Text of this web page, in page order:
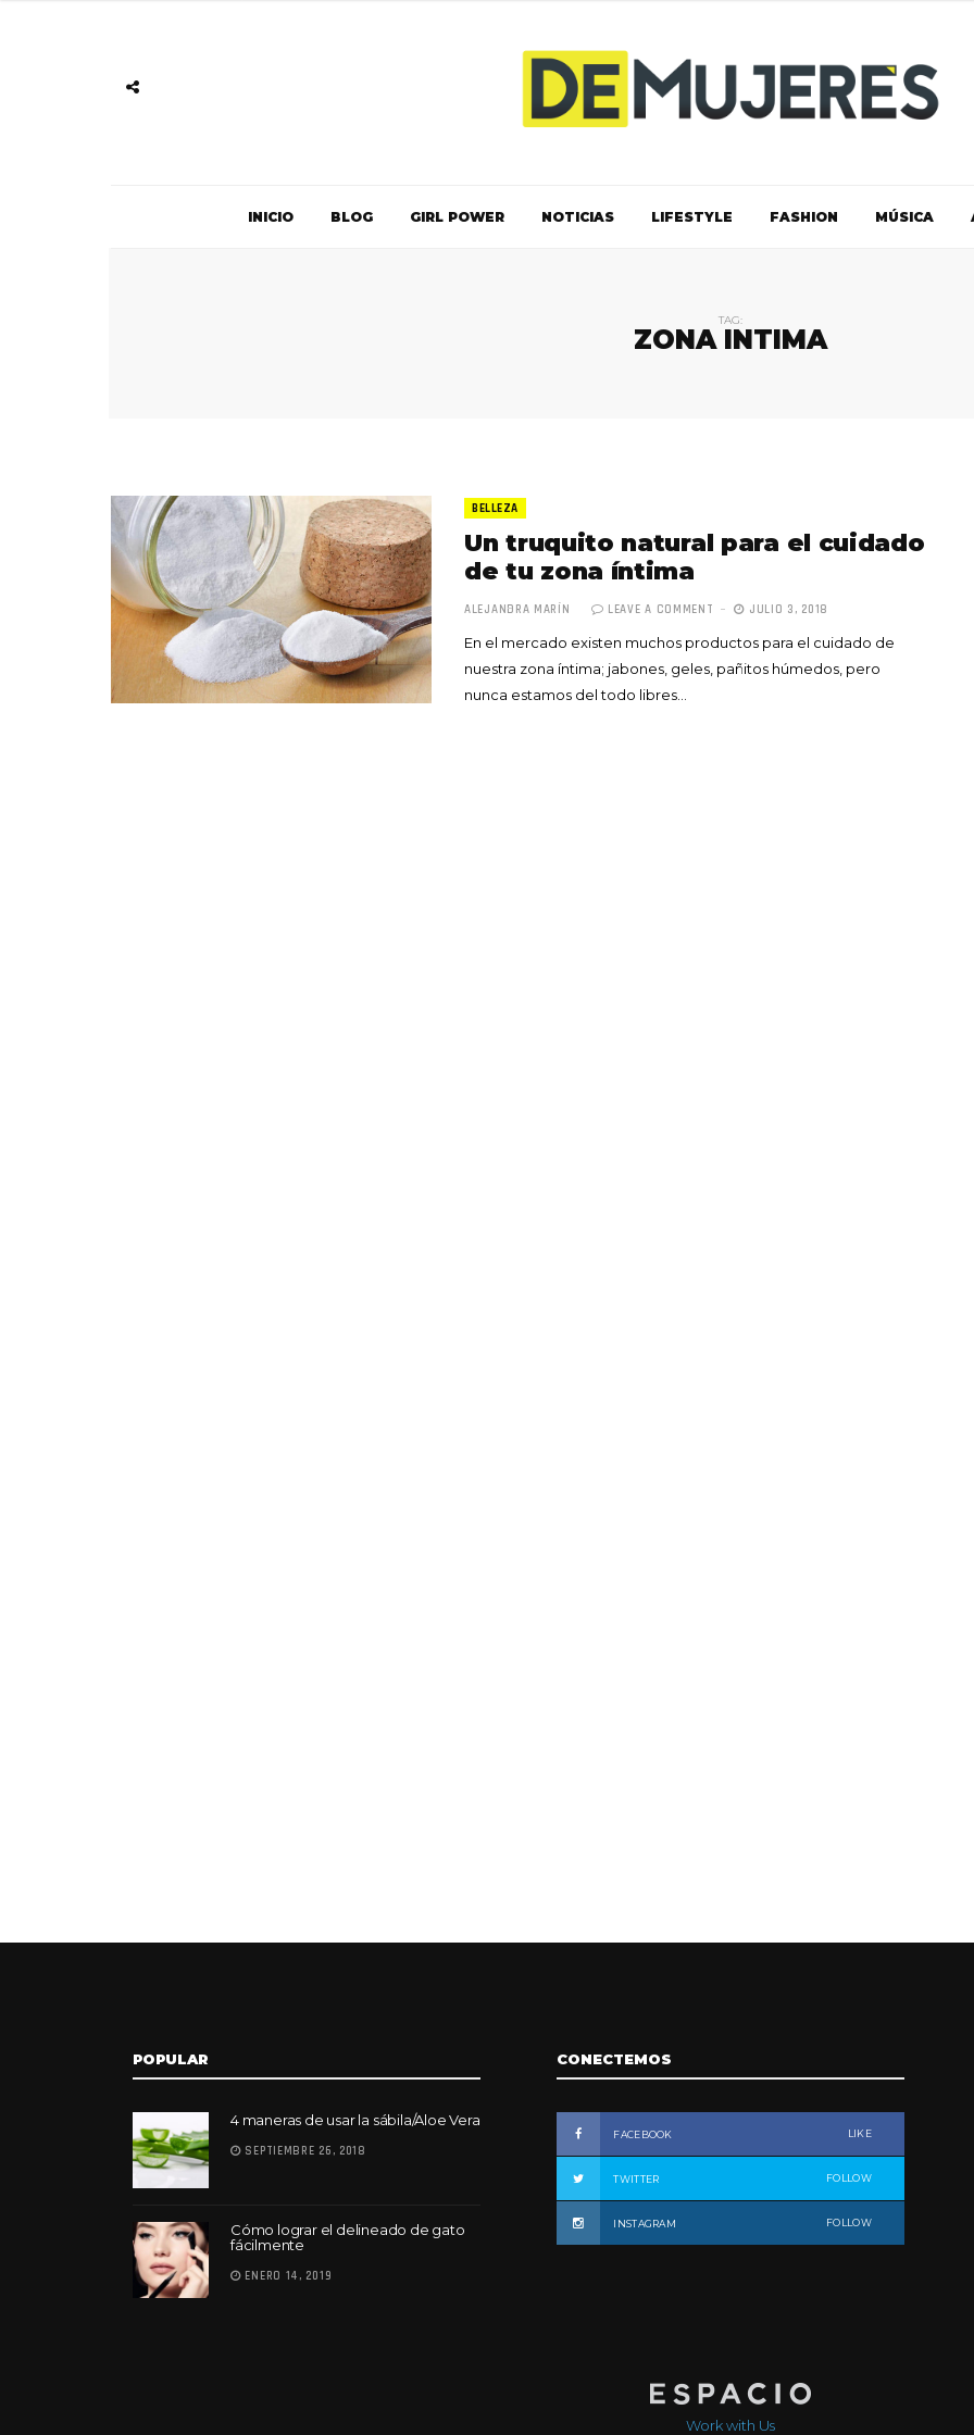
INICIO BLOG GIRL POWER NOTICIAS LIFESTYLE FASHION MÚSICA
TAG:
ZONA INTIMA
BELLEZA
Un truquito natural para el cuidado
de tu zona íntima
ALEJANDRA MARÍN LEAVE A COMMENT JULIO 3, 2018
En el mercado existen muchos productos para el cuidado de
nuestra zona íntima; jabones, geles, pañitos húmedos, pero
nunca estamos del todo libres…
Totó la Momposina: el
POPULAR
4 maneras de usar la sábila/Aloe Vera
SEPTIEMBRE 26, 2018
Cómo lograr el delineado de gato
fácilmente
ENERO 14, 2019
CONECTEMOS
FACEBOOK LIKE
TWITTER FOLLOW
INSTAGRAM FOLLOW
Work with Us